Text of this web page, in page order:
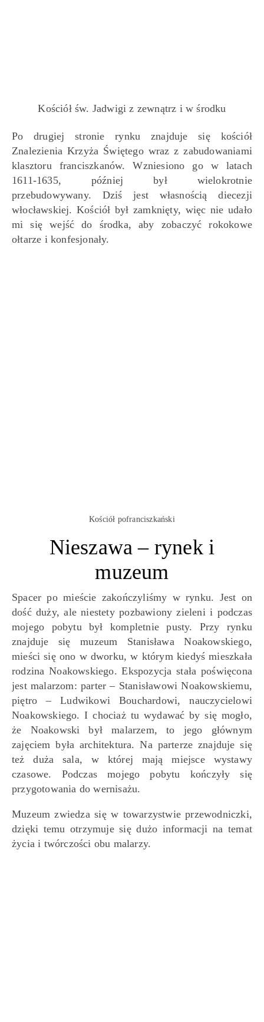
Kościół św. Jadwigi z zewnątrz i w środku
Po drugiej stronie rynku znajduje się kościół
Znalezienia Krzyża Świętego wraz z zabudowaniami
klasztoru franciszkanów. Wzniesiono go w latach
1611-1635, później był wielokrotnie
przebudowywany. Dziś jest własnością diecezji
włocławskiej. Kościół był zamknięty, więc nie udało
mi się wejść do środka, aby zobaczyć rokokowe
ołtarze i konfesjonały.
Kościół pofranciszkański
Nieszawa – rynek i
muzeum
Spacer po mieście zakończyliśmy w rynku. Jest on
dość duży, ale niestety pozbawiony zieleni i podczas
mojego pobytu był kompletnie pusty. Przy rynku
znajduje się muzeum Stanisława Noakowskiego,
mieści się ono w dworku, w którym kiedyś mieszkała
rodzina Noakowskiego. Ekspozycja stała poświęcona
jest malarzom: parter – Stanisławowi Noakowskiemu,
piętro – Ludwikowi Bouchardowi, nauczycielowi
Noakowskiego. I chociaż tu wydawać by się mogło,
że Noakowski był malarzem, to jego głównym
zajęciem była architektura. Na parterze znajduje się
też duża sala, w której mają miejsce wystawy
czasowe. Podczas mojego pobytu kończyły się
przygotowania do wernisażu.
Muzeum zwiedza się w towarzystwie przewodniczki,
dzięki temu otrzymuje się dużo informacji na temat
życia i twórczości obu malarzy.